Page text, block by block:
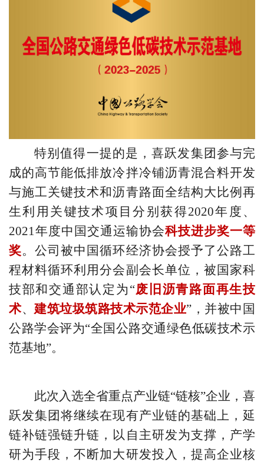
特别值得一提的是，喜跃发集团参与完
成的高节能低排放冷拌冷铺沥青混合料开发
与施工关键技术和沥青路面全结构大比例再
生利用关键技术项目分别获得2020年度、
2021年度中国交通运输协会科技进步奖一等
奖。公司被中国循环经济协会授予了公路工
程材料循环利用分会副会长单位，被国家科
技部和交通部认定为 “废旧沥青路面再生技
术、建筑垃圾筑路技术示范企业”，并被中国
公路学会评为“全国公路交通绿色低碳技术示
范基地”。
此次入选全省重点产业链“链核”企业，喜
跃发集团将继续在现有产业链的基础上，延
链补链强链升链，以自主研发为支撑，产学
研为手段，不断加大研发投入，提高企业核